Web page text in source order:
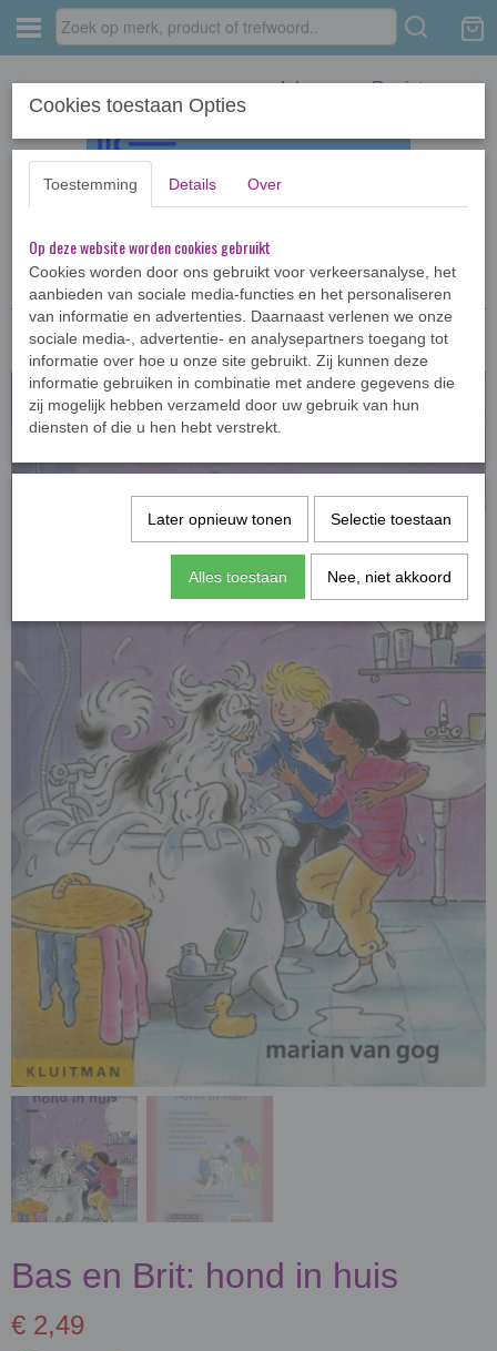
Inloggen Registreren
Home › Kinderboeken <12jr › AVI-boeken
Bas en Brit: hond in huis
€ 2,49
Cookies toestaan Opties
Toestemming Details Over
Op deze website worden cookies gebruikt
Cookies worden door ons gebruikt voor verkeersanalyse, het
aanbieden van sociale media-functies en het personaliseren
van informatie en advertenties. Daarnaast verlenen we onze
sociale media-, advertentie- en analysepartners toegang tot
informatie over hoe u onze site gebruikt. Zij kunnen deze
informatie gebruiken in combinatie met andere gegevens die
zij mogelijk hebben verzameld door uw gebruik van hun
diensten of die u hen hebt verstrekt.
Later opnieuw tonen Selectie toestaan
Alles toestaan Nee, niet akkoord